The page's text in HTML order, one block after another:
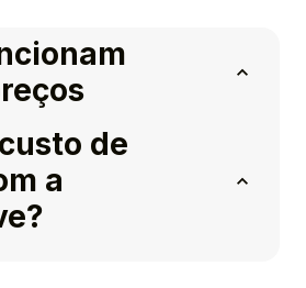
de
a